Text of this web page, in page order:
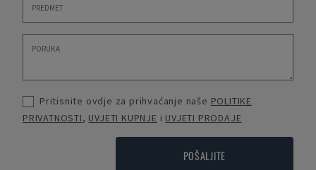
Pritisnite ovdje za prihvaćanje naše POLITIKE
PRIVATNOSTI, UVJETI KUPNJE i UVJETI PRODAJE
POŠALJITE